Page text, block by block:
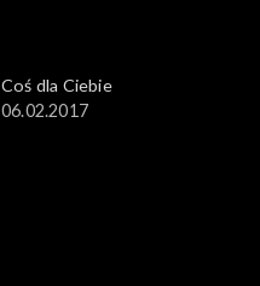
Coś dla Ciebie
06.02.2017